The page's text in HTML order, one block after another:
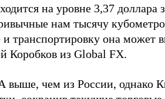
на уровне 3,37 доллара
нам тысячу
транспортировку она может
Коробков из Global FX.
чем из России, однако